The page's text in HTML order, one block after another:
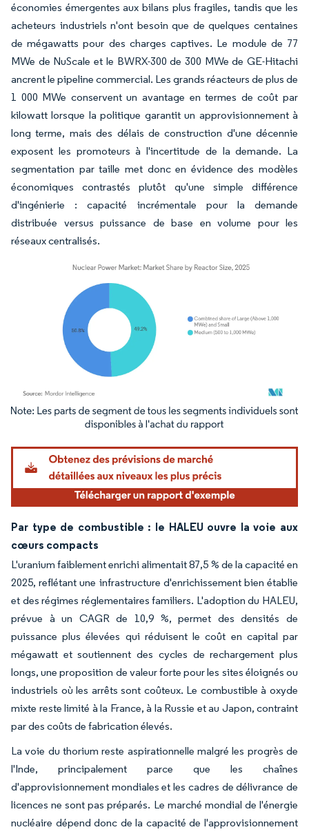
économies émergentes aux bilans plus fragiles, tandis que les
acheteurs industriels n'ont besoin que de quelques centaines
de mégawatts pour des charges captives. Le module de 77
MWe de NuScale et le BWRX-300 de 300 MWe de GE-Hitachi
ancrent le pipeline commercial. Les grands réacteurs de plus de
1 000 MWe conservent un avantage en termes de coût par
kilowatt lorsque la politique garantit un approvisionnement à
long terme, mais des délais de construction d'une décennie
exposent les promoteurs à l'incertitude de la demande. La
segmentation par taille met donc en évidence des modèles
économiques contrastés plutôt qu'une simple différence
d'ingénierie : capacité incrémentale pour la demande
distribuée versus puissance de base en volume pour les
réseaux centralisés.
Image © Mordor Intelligence. La réutilisation nécessite une attribution sous CC BY
Par type de combustible : le HALEU ouvre la voie aux
cœurs compacts
L'uranium faiblement enrichi alimentait 87,5 % de la capacité en
2025, reflétant une infrastructure d'enrichissement bien établie
et des régimes réglementaires familiers. L'adoption du HALEU,
prévue à un CAGR de 10,9 %, permet des densités de
puissance plus élevées qui réduisent le coût en capital par
mégawatt et soutiennent des cycles de rechargement plus
longs, une proposition de valeur forte pour les sites éloignés ou
industriels où les arrêts sont coûteux. Le combustible à oxyde
mixte reste limité à la France, à la Russie et au Japon, contraint
par des coûts de fabrication élevés.
La voie du thorium reste aspirationnelle malgré les progrès de
l'Inde, principalement parce que les chaînes
d'approvisionnement mondiales et les cadres de délivrance de
licences ne sont pas préparés. Le marché mondial de l'énergie
nucléaire dépend donc de la capacité de l'approvisionnement